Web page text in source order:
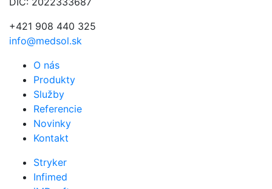
+421 908 440 325
info@medsol.sk
O nás
Produkty
Služby
Referencie
Novinky
Kontakt
Stryker
Infimed